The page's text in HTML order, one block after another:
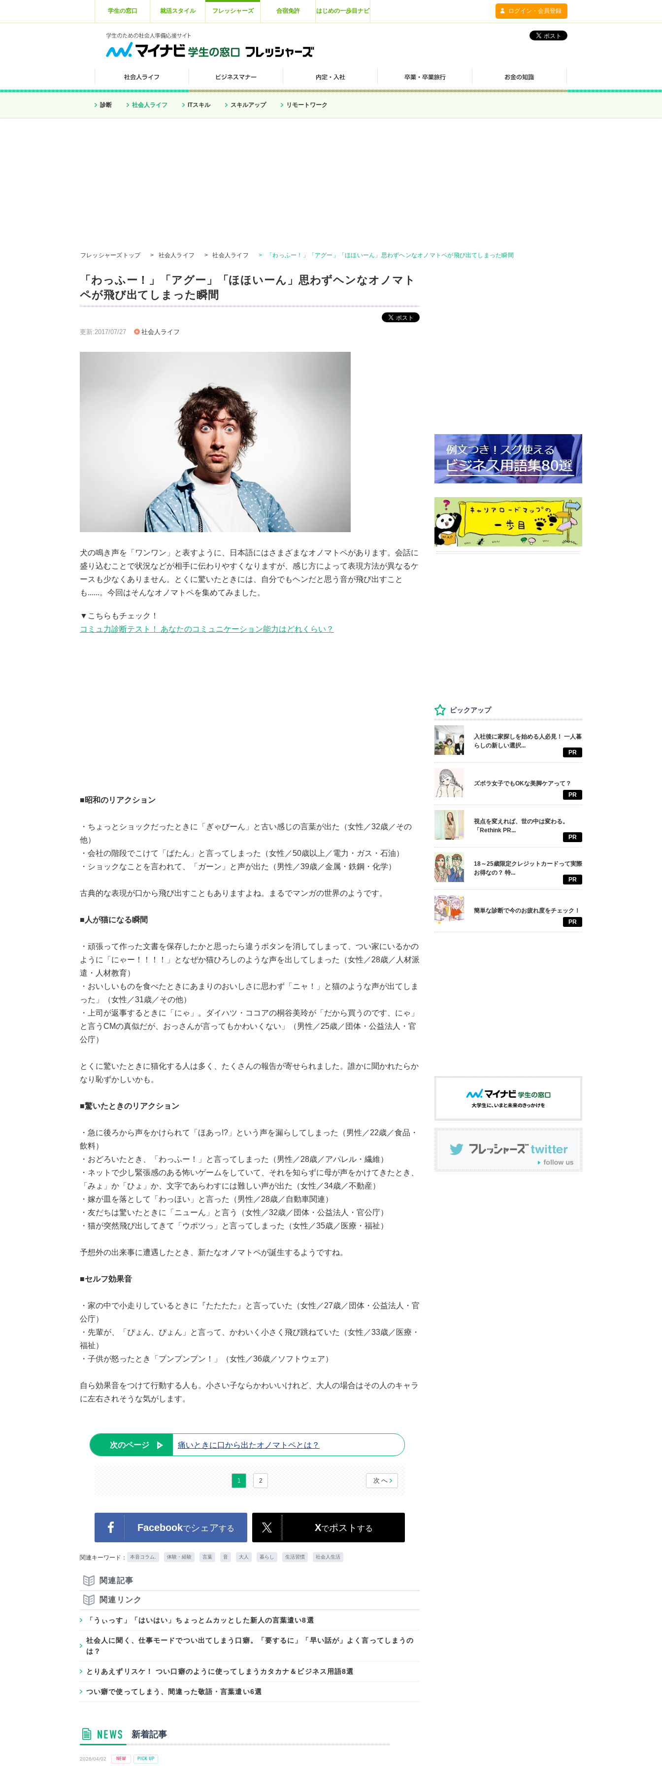
学生の窓口 就活スタイル フレッシャーズ 合宿免許 はじめの一歩目ナビ ログイン・会員登録
診断 社会人ライフ ITスキル スキルアップ リモートワーク
フレッシャーズトップ > 社会人ライフ > 社会人ライフ > 「わっふー！」「アグー」「ほほいーん」思わずヘンなオノマトペが飛び出てしまった瞬間
「わっふー！」「アグー」「ほほいーん」思わずヘンなオノマト
ペが飛び出てしまった瞬間
更新:2017/07/27 社会人ライフ
犬の鳴き声を「ワンワン」と表すように、日本語にはさまざまなオノマトペがあります。会話に
盛り込むことで状況などが相手に伝わりやすくなりますが、感じ方によって表現方法が異なるケ
ースも少なくありません。とくに驚いたときには、自分でもヘンだと思う音が飛び出すこと
も......。今回はそんなオノマトペを集めてみました。
▼こちらもチェック！
コミュ力診断テスト！ あなたのコミュニケーション能力はどれくらい？
■昭和のリアクション
・ちょっとショックだったときに「ぎゃびーん」と古い感じの言葉が出た（女性／32歳／その
他）
・会社の階段でこけて「ばたん」と言ってしまった（女性／50歳以上／電力・ガス・石油）
・ショックなことを言われて、「ガーン」と声が出た（男性／39歳／金属・鉄鋼・化学）
古典的な表現が口から飛び出すこともありますよね。まるでマンガの世界のようです。
■人が猫になる瞬間
・頑張って作った文書を保存したかと思ったら違うボタンを消してしまって、つい家にいるかの
ように「にゃー！！！！」となぜか猫ひろしのような声を出してしまった（女性／28歳／人材派
遣・人材教育）
・おいしいものを食べたときにあまりのおいしさに思わず「ニャ！」と猫のような声が出てしま
った」（女性／31歳／その他）
・上司が返事するときに「にゃ」。ダイハツ・ココアの桐谷美玲が「だから買うのです、にゃ」
と言うCMの真似だが、おっさんが言ってもかわいくない」（男性／25歳／団体・公益法人・官
公庁）
とくに驚いたときに猫化する人は多く、たくさんの報告が寄せられました。誰かに聞かれたらか
なり恥ずかしいかも。
■驚いたときのリアクション
・急に後ろから声をかけられて「ほあっ!?」という声を漏らしてしまった（男性／22歳／食品・
飲料）
・おどろいたとき、「わっふー！」と言ってしまった（男性／28歳／アパレル・繊維）
・ネットで少し緊張感のある怖いゲームをしていて、それを知らずに母が声をかけてきたとき、
「みょ」か「ひょ」か、文字であらわすには難しい声が出た（女性／34歳／不動産）
・嫁が皿を落として「わっほい」と言った（男性／28歳／自動車関連）
・友だちは驚いたときに「ニューん」と言う（女性／32歳／団体・公益法人・官公庁）
・猫が突然飛び出してきて「ウポツっ」と言ってしまった（女性／35歳／医療・福祉）
予想外の出来事に遭遇したとき、新たなオノマトペが誕生するようですね。
■セルフ効果音
・家の中で小走りしているときに『たたたた』と言っていた（女性／27歳／団体・公益法人・官
公庁）
・先輩が、「ぴょん、ぴょん」と言って、かわいく小さく飛び跳ねていた（女性／33歳／医療・
福祉）
・子供が怒ったとき「プンプンプン！」（女性／36歳／ソフトウェア）
自ら効果音をつけて行動する人も。小さい子ならかわいいけれど、大人の場合はその人のキャラ
に左右されそうな気がします。
次のページ 痛いときに口から出たオノマトペとは？
1 2 次へ
Facebookでシェアする Xでポスト する
関連キーワード： 本音コラム. 体験・経験 言葉 音 大人 暮らし 生活習慣 社会人生活
関連記事
関連リンク
「うぃっす」「はいはい」ちょっとムカッとした新人の言葉遣い8選
社会人に聞く、仕事モードでつい出てしまう口癖。「要するに」「早い話が」よく言ってしまうの
は？
とりあえずリスケ！ つい口癖のように使ってしまうカタカナ＆ビジネス用語8選
つい癖で使ってしまう、間違った敬語・言葉遣い6選
新着記事
2026/04/02
ピックアップ
入社後に家探しを始める人必見！ 一人暮
らしの新しい選択...
PR
ズボラ女子でもOKな美脚ケアって？
PR
視点を変えれば、世の中は変わる。
「Rethink PR...
PR
18～25歳限定クレジットカードって実際
お得なの？ 特...
PR
簡単な診断で今のお疲れ度をチェック！
PR